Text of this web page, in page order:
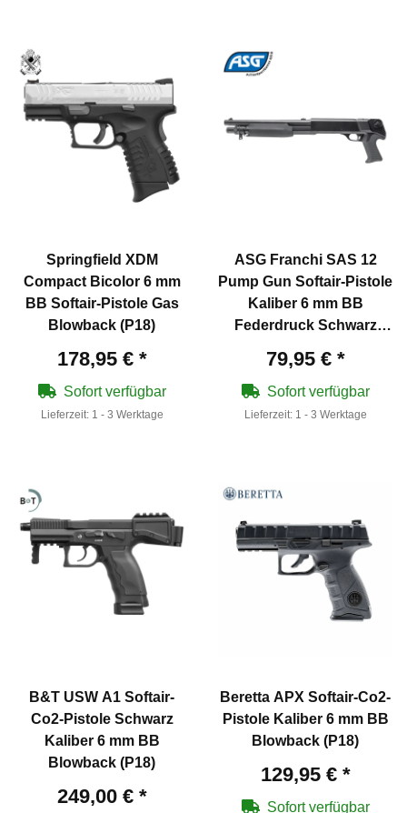
Springfield XDM
Compact Bicolor 6 mm
BB Softair-Pistole Gas
Blowback (P18)
178,95 € *
Sofort verfügbar
Lieferzeit: 1 - 3 Werktage
ASG Franchi SAS 12
Pump Gun Softair-Pistole
Kaliber 6 mm BB
Federdruck Schwarz
79,95 € *
Sofort verfügbar
Lieferzeit: 1 - 3 Werktage
B&T USW A1 Softair-
Co2-Pistole Schwarz
Kaliber 6 mm BB
Blowback (P18)
249,00 € *
Beretta APX Softair-Co2-
Pistole Kaliber 6 mm BB
Blowback (P18)
129,95 € *
Sofort verfügbar